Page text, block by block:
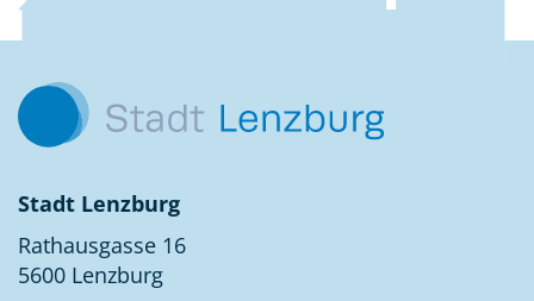
Stadt Lenzburg
Rathausgasse 16
5600 Lenzburg